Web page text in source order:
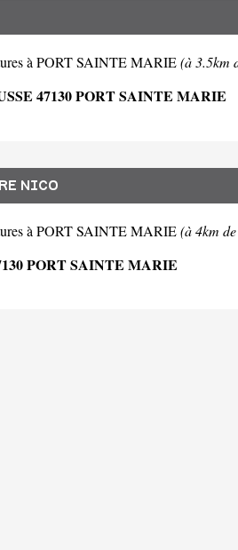
à PORT SAINTE MARIE(à 3.5km
47130 PORT SAINTE MARIE
NICO
à PORT SAINTE MARIE(à 4km
PORT SAINTE MARIE